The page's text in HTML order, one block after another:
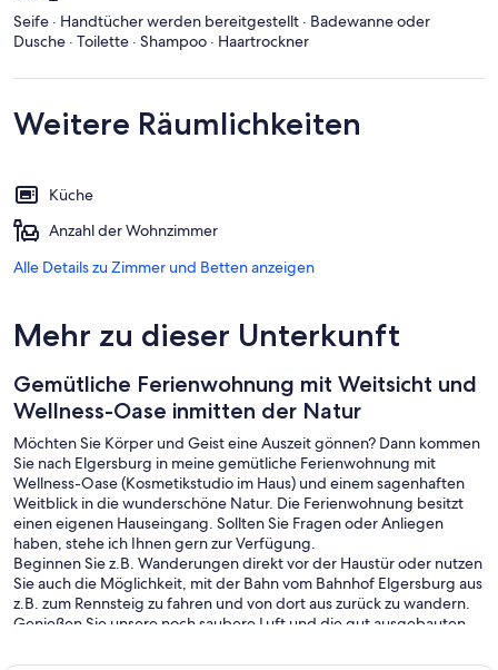
Seife · Handtücher werden bereitgestellt · Badewanne oder
Dusche · Toilette · Shampoo · Haartrockner
Weitere Räumlichkeiten
Küche
Anzahl der Wohnzimmer
Alle Details zu Zimmer und Betten anzeigen
Mehr zu dieser Unterkunft
Gemütliche Ferienwohnung mit Weitsicht und
Wellness-Oase inmitten der Natur
Möchten Sie Körper und Geist eine Auszeit gönnen? Dann kommen
Sie nach Elgersburg in meine gemütliche Ferienwohnung mit
Wellness-Oase (Kosmetikstudio im Haus) und einem sagenhaften
Weitblick in die wunderschöne Natur. Die Ferienwohnung besitzt
einen eigenen Hauseingang. Sollten Sie Fragen oder Anliegen
haben, stehe ich Ihnen gern zur Verfügung.
Beginnen Sie z.B. Wanderungen direkt vor der Haustür oder nutzen
Sie auch die Möglichkeit, mit der Bahn vom Bahnhof Elgersburg aus
z.B. zum Rennsteig zu fahren und von dort aus zurück zu wandern.
Genießen Sie unsere noch saubere Luft und die gut ausgebauten
entspannen Sie abends auf dem gemütlichen Balkon mit Weitblick.